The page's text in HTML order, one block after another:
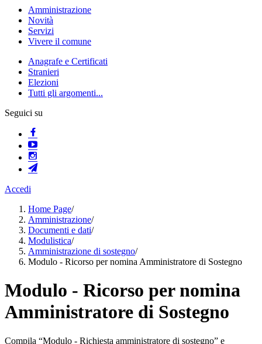
Amministrazione
Novità
Servizi
Vivere il comune
Anagrafe e Certificati
Stranieri
Elezioni
Tutti gli argomenti...
Seguici su
Accedi
Home Page/
Amministrazione/
Documenti e dati/
Modulistica/
Amministrazione di sostegno/
Modulo - Ricorso per nomina Amministratore di Sostegno
Modulo - Ricorso per nomina
Amministratore di Sostegno
Compila “Modulo - Richiesta amministratore di sostegno” e